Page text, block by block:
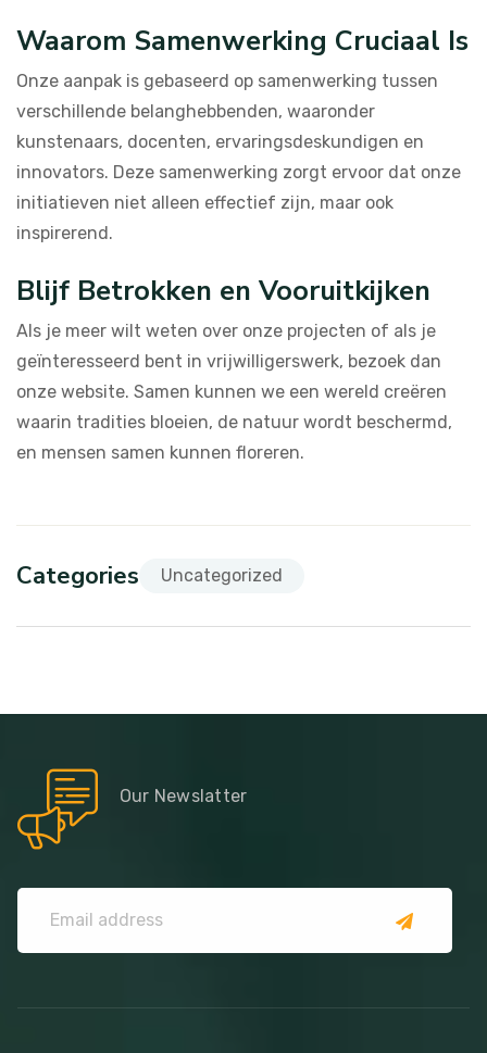
Waarom Samenwerking Cruciaal Is
Onze aanpak is gebaseerd op samenwerking tussen
verschillende belanghebbenden, waaronder
kunstenaars, docenten, ervaringsdeskundigen en
innovators. Deze samenwerking zorgt ervoor dat onze
initiatieven niet alleen effectief zijn, maar ook
inspirerend.
Blijf Betrokken en Vooruitkijken
Als je meer wilt weten over onze projecten of als je
geïnteresseerd bent in vrijwilligerswerk, bezoek dan
onze website. Samen kunnen we een wereld creëren
waarin tradities bloeien, de natuur wordt beschermd,
en mensen samen kunnen floreren.
Categories Uncategorized
Our Newslatter